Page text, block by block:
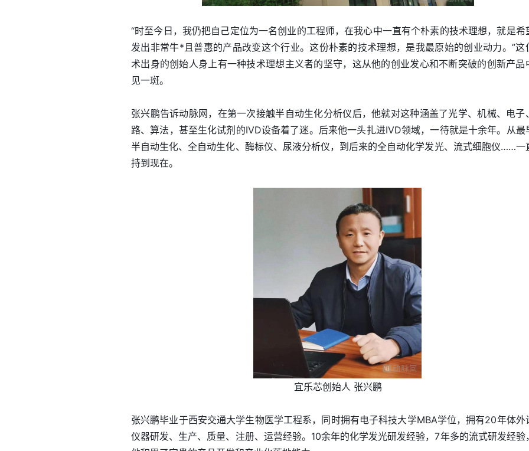
“时至今日，我仍把自己定位为一名创业的工程师，在我心中一直有个朴素的技术理想，就是希
发出非常牛*且普惠的产品改变这个行业。这份朴素的技术理想，是我最原始的创业动力。”这
术出身的创始人身上有一种技术理想主义者的坚守，这从他的创业发心和不断突破的创新产品
见一斑。
张兴鹏告诉动脉网，在第一次接触半自动生化分析仪后，他就对这种涵盖了光学、机械、电子
路、算法，甚至生化试剂的IVD设备着了迷。后来他一头扎进IVD领域，一待就是十余年。从最
半自动生化、全自动生化、酶标仪、尿液分析仪，到后来的全自动化学发光、流式细胞仪……一
持到现在。
宜乐芯创始人 张兴鹏
张兴鹏毕业于西安交通大学生物医学工程系，同时拥有电子科技大学MBA学位，拥有20年体外
仪器研发、生产、质量、注册、运营经验。10余年的化学发光研发经验，7年多的流式研发经验